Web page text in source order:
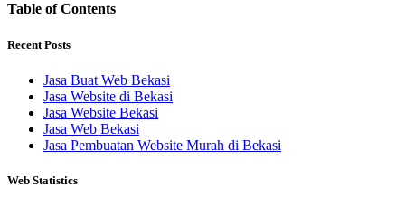
Table of Contents
Recent Posts
Jasa Buat Web Bekasi
Jasa Website di Bekasi
Jasa Website Bekasi
Jasa Web Bekasi
Jasa Pembuatan Website Murah di Bekasi
Web Statistics